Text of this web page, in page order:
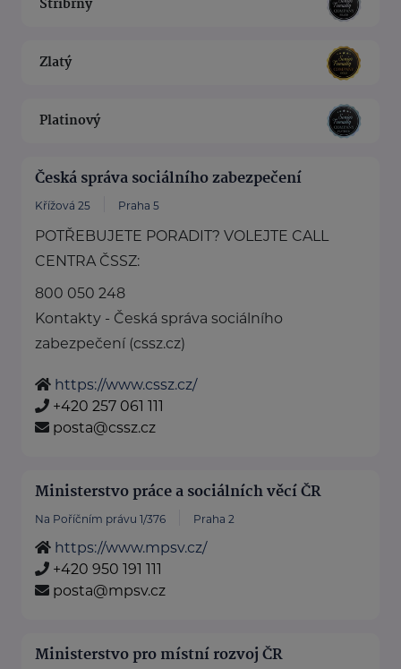
Stříbrný
Zlatý
Platinový
Česká správa sociálního zabezpečení
Křížová 25 Praha 5
POTŘEBUJETE PORADIT? VOLEJTE CALL
CENTRA ČSSZ:
800 050 248
Kontakty - Česká správa sociálního
zabezpečení (cssz.cz)
https://www.cssz.cz/
+420 257 061 111
posta@cssz.cz
Ministerstvo práce a sociálních věcí ČR
Na Poříčním právu 1/376 Praha 2
https://www.mpsv.cz/
+420 950 191 111
posta@mpsv.cz
Ministerstvo pro místní rozvoj ČR